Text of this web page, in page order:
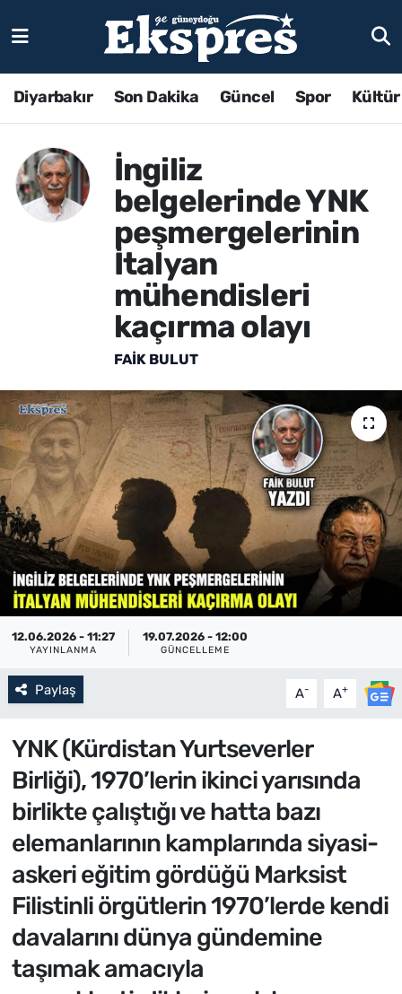
Diyarbakır Son Dakika Güncel Spor
İngiliz
belgelerinde YNK
peşmergelerinin
İtalyan
mühendisleri
kaçırma olayı
FAIK BULUT
12.06.2026 - 11:27
YAYINLANMA
19.07.2026 - 12:00
GÜNCELLEME
Paylaş A- A+
YNK (Kürdistan Yurtseverler
Birliği), 1970’lerin ikinci yarısında
birlikte çalıştığı ve hatta bazı
elemanlarının kamplarında siyasi-
askeri eğitim gördüğü Marksist
Filistinli örgütlerin 1970’lerde kendi
davalarını dünya gündemine
taşımak amacıyla